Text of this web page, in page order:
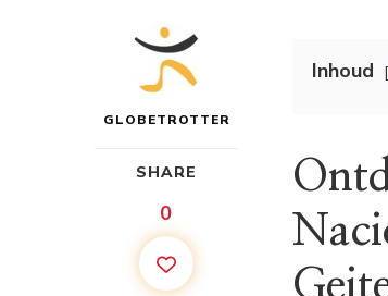
GLOBETROTTER
SHARE
0
Inhoud